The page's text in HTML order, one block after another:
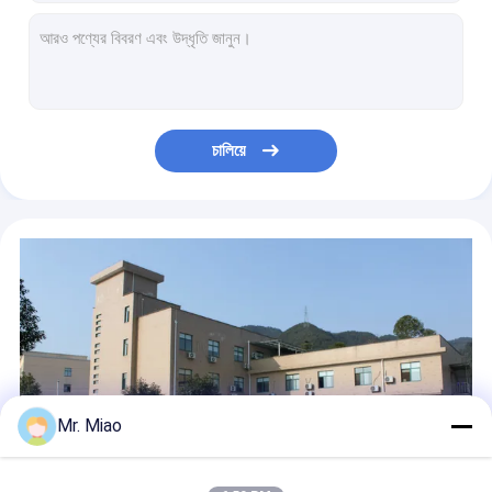
যন্ত্রপাতিগুলিতে অয়েল কুলারের জন্য হাই ফিন্ডড কপার টিউবিং, এক্সট্রুড ফিন টিউব
তরল উত্তাপ এবং শীতলকরণের উচ্চ ফিন টিউব বিমেটালিক অ্যালুমিনিয়াম ফিন্ড টিউব
রেফ্রিজারেশন কনডেন্সারগুলির জন্য এনার্জি সেভিং বিমেটালিক এক্সট্রুড অ্যালুমিনিয়াম ফিন টিউব
ঘরোয়া কনডেন্সিং বয়লার 10 মিমি ফিনের উচ্চতার জন্য কাপ্রো নিকেল হিট এক্সচেঞ্জার ফিন টিউব
হিম এক্সচেঞ্জার ইন্টিগ্রাল ফিনড টিউবগুলি রেফ্রিজারেশন কনডেন্সার এবং বাষ্পীভবনগুলির জন্য
চালিয়ে
Mr. Miao